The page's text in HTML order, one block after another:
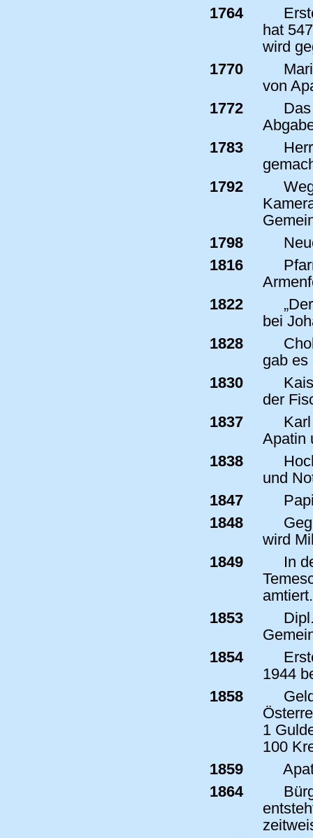
1764
hat
wird
1770
von
1772
1783
1792
1798
1816
1822
bei
1828
gab es
1830
der
1837
Apatin
1838
und
1847
1848
wird
1849
In
amtiert.
1853
1854
1944
1858
1
100
1859
1864